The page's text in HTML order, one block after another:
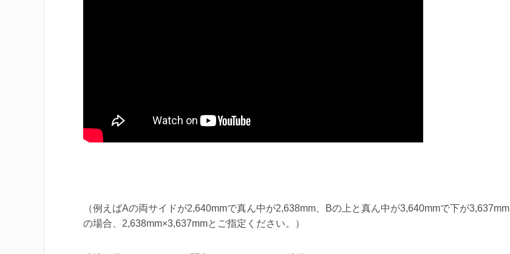
（例えばAの両サイドが2,640mmで真ん中が2,638mm、Bの上と真ん中が3,640mmで下が3,637mm
の場合、2,638mm×3,637mmとご指定ください。）